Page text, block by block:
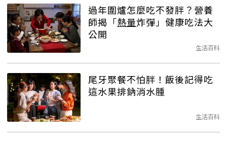
過年圍爐怎麼吃不發胖？營養
師揭「熱量炸彈」健康吃法大
公開
生活百科
尾牙聚餐不怕胖！飯後記得吃
這水果排鈉消水腫
生活百科